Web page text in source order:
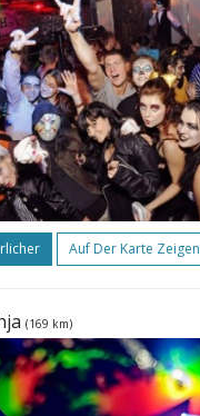
Auf Der Karte Zeigen
(169 km)